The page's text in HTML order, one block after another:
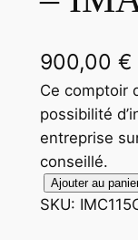
900,00 €
Ce comptoir
possibilité
entreprise
conseillé.
Ajouter au
SKU: IMC115